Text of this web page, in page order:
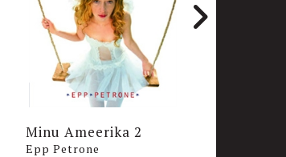
Minu Ameerika 2
Epp Petrone